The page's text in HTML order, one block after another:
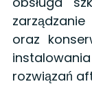
oraz
rozwiązań